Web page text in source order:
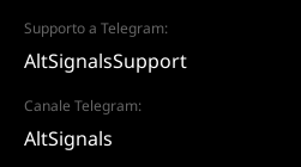
Supporto a Telegram:
AltSignalsSupport
Canale Telegram:
AltSignals